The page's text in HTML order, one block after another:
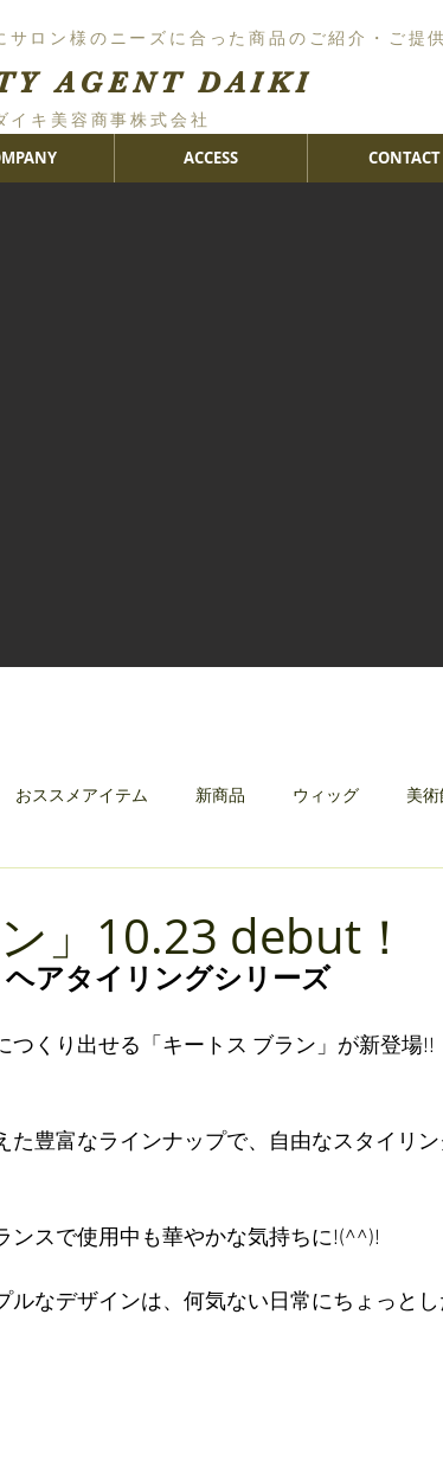
ロン様のニーズに合った商品のご紹介・ご提
AGENT DAIKI
ACCESS CONTACT
イキ美容商事株式会社
おススメアイテム 新商品 ウィッグ 美
」10.23 debut！
ヘアタイリングシリーズ
くり出せる「キートス ブラン」が新登場!!
豊富なラインナップで、自由なスタイリン
スで使用中も華やかな気持ちに!(^^)!
ルなデザインは、何気ない日常にちょっと